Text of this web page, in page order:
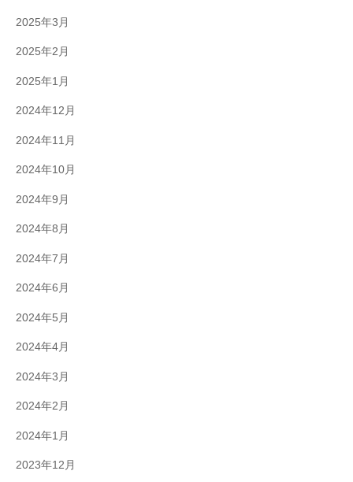
2025年3月
2025年2月
2025年1月
2024年12月
2024年11月
2024年10月
2024年9月
2024年8月
2024年7月
2024年6月
2024年5月
2024年4月
2024年3月
2024年2月
2024年1月
2023年12月